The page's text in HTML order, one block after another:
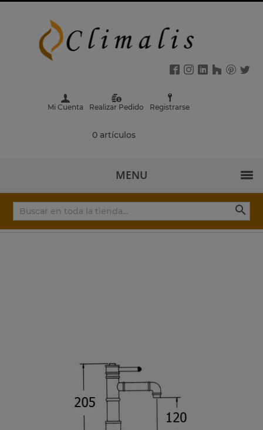
Mi Cuenta Realizar Pedido Registrarse
0 artículos
MENU
